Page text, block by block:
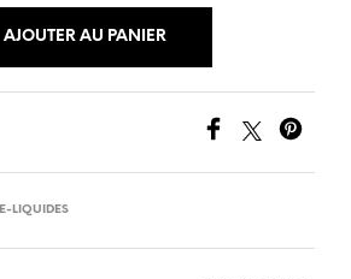
AJOUTER AU PANIER
E-LIQUIDES